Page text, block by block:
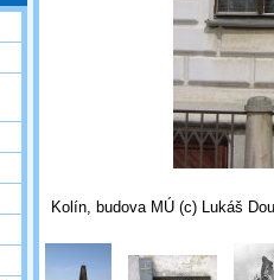
Kolín, budova MÚ (c) Lukáš